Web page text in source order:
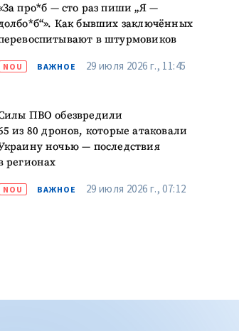
про*б — сто раз пиши „Я —
Как бывших заключённых
в штурмовиков
NOU ВАЖНОЕ 29 июля 2026 г., 11:45
ПВО обезвредили
из 80 дронов, которые атаковали
ночью — последствия
регионах
NOU ВАЖНОЕ 29 июля 2026 г., 07:12